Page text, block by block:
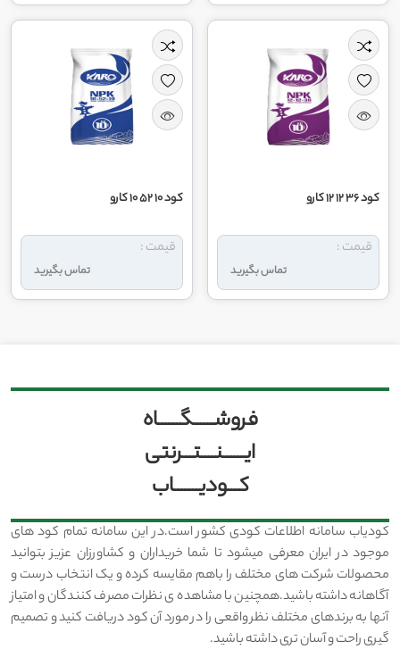
کود 36 12 12 کارو
تماس بگیرید
قیمت :
کود 10 52 10 کارو
تماس بگیرید
قیمت :
فروشــــــگــــــاه
ایــــــنــــتـــرنتی
کـــودیـــــــاب
کودیاب سامانه اطلاعات کودی کشور است.در این سامانه تمام کود های
موجود در ایران معرفی میشود تا شما خریداران و کشاورزان عزیز بتوانید
محصولات شرکت های مختلف را باهم مقایسه کرده و یک انتخاب درست و
آگاهانه داشته باشید.همچنین با مشاهده ی نظرات مصرف کنندگان و امتیاز
آنها به برندهای مختلف نظر واقعی را در مورد آن کود دریافت کنید و تصمیم
گیری راحت و آسان تری داشته باشید.